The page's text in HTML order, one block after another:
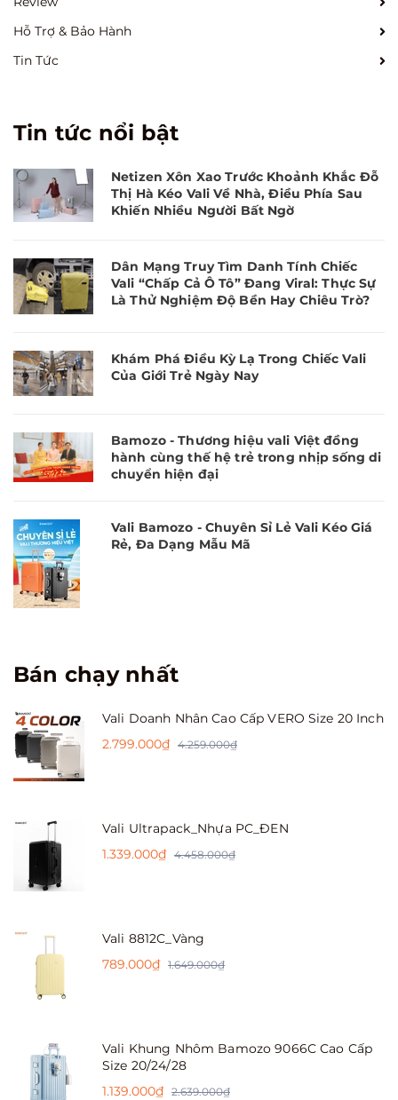
Hỗ Trợ & Bảo Hành
Tin Tức
Tin tức nổi bật
Netizen Xôn Xao Trước Khoảnh Khắc Đỗ
Thị Hà Kéo Vali Về Nhà, Điều Phía Sau
Khiến Nhiều Người Bất Ngờ
Dân Mạng Truy Tìm Danh Tính Chiếc
Vali “Chấp Cả Ô Tô” Đang Viral: Thực Sự
Là Thử Nghiệm Độ Bền Hay Chiêu Trò?
Khám Phá Điều Kỳ Lạ Trong Chiếc Vali
Của Giới Trẻ Ngày Nay
Bamozo - Thương hiệu vali Việt đồng
hành cùng thế hệ trẻ trong nhịp sống di
chuyển hiện đại
Vali Bamozo - Chuyên Sỉ Lẻ Vali Kéo Giá
Rẻ, Đa Dạng Mẫu Mã
Bán chạy nhất
Vali Doanh Nhân Cao Cấp VERO Size 20 Inch
2.799.000₫ 4.259.000₫
Vali Ultrapack_Nhựa PC_ĐEN
1.339.000₫ 4.458.000₫
Vali 8812C_Vàng
789.000₫ 1.649.000₫
Vali Khung Nhôm Bamozo 9066C Cao Cấp
Size 20/24/28
1.139.000₫ 2.639.000₫